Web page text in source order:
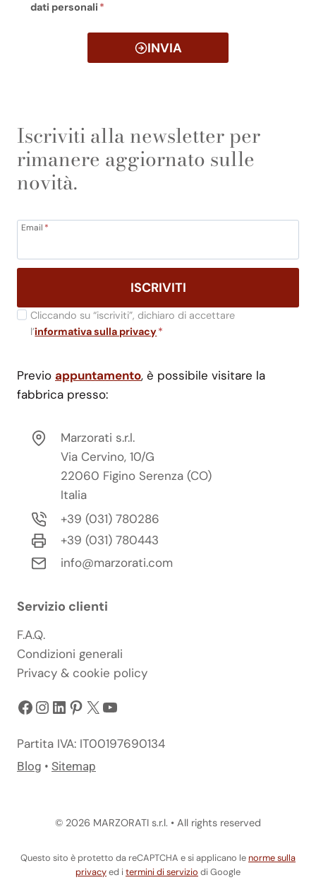
dati personali *
INVIA
Iscriviti alla newsletter per
rimanere aggiornato sulle
novità.
Email *
ISCRIVITI
Cliccando su “iscriviti”, dichiaro di accettare
l’informativa sulla privacy*
Previo appuntamento, è possibile visitare la
fabbrica presso:
Marzorati s.r.l.
Via Cervino, 10/G
22060 Figino Serenza (CO)
Italia
+39 (031) 780286
+39 (031) 780443
info@marzorati.com
Servizio clienti
F.A.Q.
Condizioni generali
Privacy & cookie policy
Facebook
Instagram
LinkedIn
Pinterest
X YouTube
Partita IVA: IT00197690134
Blog • Sitemap
© 2026 MARZORATI s.r.l. • All rights reserved
Questo sito è protetto da reCAPTCHA e si applicano lenorme sulla
privacyed itermini di servizio di Google